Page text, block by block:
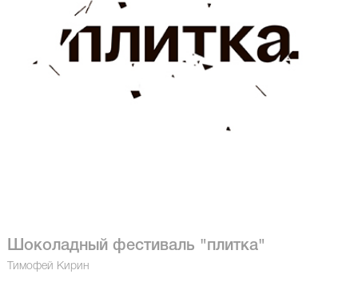
Шоколадный фестиваль "плитка"
Тимофей Кирин